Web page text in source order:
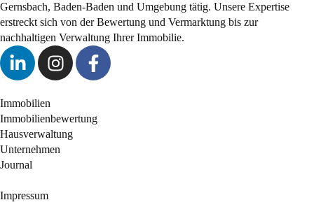
Gernsbach, Baden-Baden und Umgebung tätig. Unsere Expertise
erstreckt sich von der Bewertung und Vermarktung bis zur
nachhaltigen Verwaltung Ihrer Immobilie.
Immobilien
Immobilienbewertung
Hausverwaltung
Unternehmen
Journal
Impressum